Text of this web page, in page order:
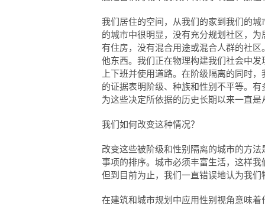
我们居住的空间，从我们的家到我们的
的城市中很明显，没有充分规划社区，
有住房，没有混合用途或混合人群的社
他东西。我们正在物理构建我们社会中
上下班并使用道路。在阶级隔离的同时
的证据表明阶级、种族和性别不平等。
为这些决定所依据的历史长期以来一直
我们如何改变这种情况？
改变这些被阶级和性别隔离的城市的方
事项的排序。城市必须丰富生活，这样
但到目前为止，我们一直错误地认为我
在建筑和城市规划中应用性别视角意味着